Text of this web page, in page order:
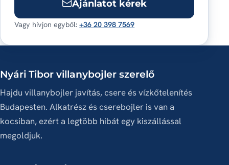
Ajánlatot kérek
Vagy hívjon egyből:+36 20 398 7569
Nyári Tibor villanybojler szerelő
Hajdu villanybojler javítás, csere és vízkőtelenítés
Budapesten. Alkatrész és cserebojler is van a
kocsiban, ezért a legtöbb hibát egy kiszállással
megoldjuk.